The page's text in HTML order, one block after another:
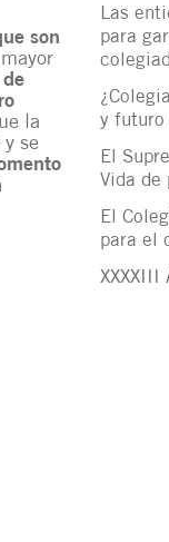
son
la
se
Las
para
y futuro
El
Vida de
El
para el